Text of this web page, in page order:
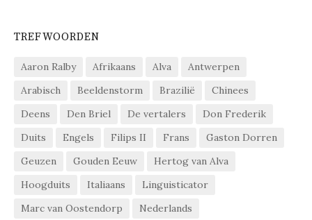
TREFWOORDEN
Aaron Ralby Afrikaans Alva
Antwerpen
Arabisch
Beeldenstorm Brazilië
Chinees
Deens
Den Briel De vertalers
Don Frederik
Duits
Engels Filips II Frans
Gaston Dorren
Geuzen
Gouden Eeuw
Hertog van Alva
Hoogduits
Italiaans
Linguisticator
Marc van Oostendorp
Nederlands